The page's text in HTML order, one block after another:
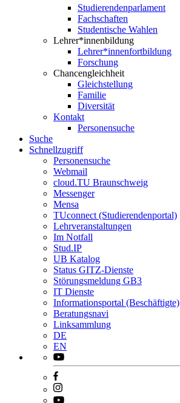
Studierendenparlament
Fachschaften
Studentische Wahlen
Lehrer*innenbildung
Lehrer*innenfortbildung
Forschung
Chancengleichheit
Gleichstellung
Familie
Diversität
Kontakt
Personensuche
Suche
Schnellzugriff
Personensuche
Webmail
cloud.TU Braunschweig
Messenger
Mensa
TUconnect (Studierendenportal)
Lehrveranstaltungen
Im Notfall
Stud.IP
UB Katalog
Status GITZ-Dienste
Störungsmeldung GB3
IT Dienste
Informationsportal (Beschäftigte)
Beratungsnavi
Linksammlung
DE
EN